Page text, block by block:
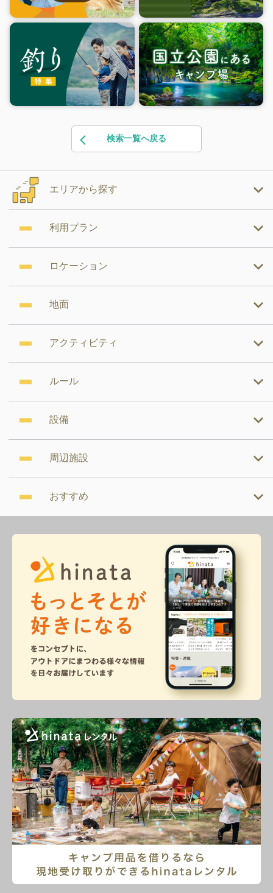
検索一覧へ戻る
エリアから探す
利用プラン
ロケーション
地面
アクティビティ
ルール
設備
周辺施設
おすすめ